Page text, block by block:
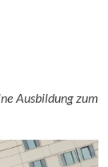
Ausbildung zum